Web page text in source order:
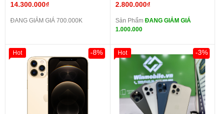
14.300.000₫
ĐANG GIẢM GIÁ 700.000K
2.800.000₫
Sản Phẩm ĐANG GIẢM GIÁ
1.000.000
-8%
Hot -3%
Hot